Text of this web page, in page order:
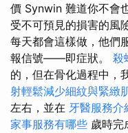
價 Synwin 難道你不會
受不可預見的損害的風
每天都會這樣做，他們
報信號——即症狀。 殺
的，但在骨化過程中，
射輕鬆減少細紋與緊緻
左右，並在 牙醫服務介
家事服務有哪些 歲時完